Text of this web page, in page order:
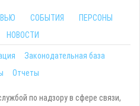
СОБЫТИЯ
ПЕРСОНЫ
НОВОСТИ
Законодательная база
Отчеты
по надзору в сфере связи,